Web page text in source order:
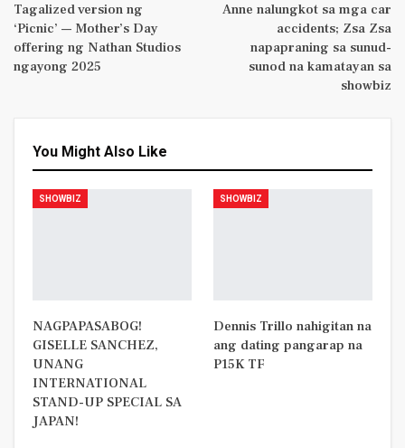
Tagalized version ng
‘Picnic’ — Mother’s Day
offering ng Nathan Studios
ngayong 2025
Anne nalungkot sa mga car
accidents; Zsa Zsa
napapraning sa sunud-
sunod na kamatayan sa
showbiz
You Might Also Like
SHOWBIZ
NAGPAPASABOG!
GISELLE SANCHEZ,
UNANG
INTERNATIONAL
STAND-UP SPECIAL SA
JAPAN!
SHOWBIZ
Dennis Trillo nahigitan na
ang dating pangarap na
P15K TF